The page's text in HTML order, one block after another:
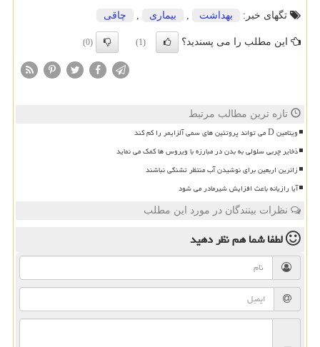
تگهای خبر:
بهداشت بیماری چاقی
این مطلب را می پسندید؟ (1)
(0)
تازه ترین مطالب مرتبط
ویتامین D می تواند پروتئین های سمی آلزایمر را کم کند
ذخایر چربی سلولی به بدن در مبارزه با ویروس ها کمک می نماید
زائرین اربعین برای نوشیدن آب منتظر تشنگی نباشند
آیا رازیانه باعث افزایش شیرمادر می شود
نظرات بینندگان در مورد این مطلب
لطفا شما همنظر دهید